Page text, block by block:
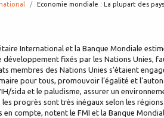
page:
Economie mondiale : La plupart des
International et la Banque Mondiale
développement fixés par les Nations Unies,
membres des Nations Unies s’étaient
pour tous, promouvoir l’égalité et
sida et le paludisme, assurer un
progrès sont très inégaux selon les
en compte, notent le FMI et la Banque